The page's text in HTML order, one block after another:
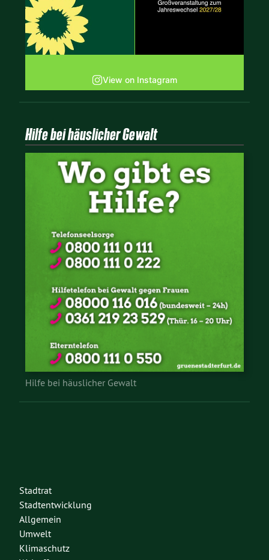
View on Instagram
Hilfe bei häuslicher Gewalt
Hilfe bei häuslicher Gewalt
Stadtrat
Stadtentwicklung
Allgemein
Umwelt
Klimaschutz